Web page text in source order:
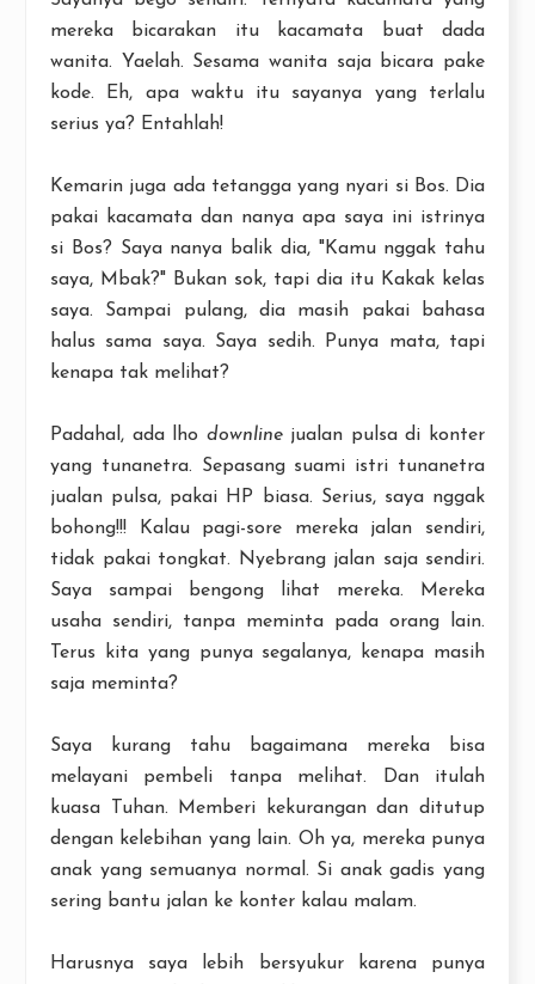
mereka bicarakan itu kacamata buat dada
wanita. Yaelah. Sesama wanita saja bicara pake
kode. Eh, apa waktu itu sayanya yang terlalu
serius ya? Entahlah!
Kemarin juga ada tetangga yang nyari si Bos. Dia
pakai kacamata dan nanya apa saya ini istrinya
si Bos? Saya nanya balik dia, "Kamu nggak tahu
saya, Mbak?" Bukan sok, tapi dia itu Kakak kelas
saya. Sampai pulang, dia masih pakai bahasa
halus sama saya. Saya sedih. Punya mata, tapi
kenapa tak melihat?
Padahal, ada lho downlinejualan pulsa di konter
yang tunanetra. Sepasang suami istri tunanetra
jualan pulsa, pakai HP biasa. Serius, saya nggak
bohong!!! Kalau pagi-sore mereka jalan sendiri,
tidak pakai tongkat. Nyebrang jalan saja sendiri.
Saya sampai bengong lihat mereka. Mereka
usaha sendiri, tanpa meminta pada orang lain.
Terus kita yang punya segalanya, kenapa masih
saja meminta?
Saya kurang tahu bagaimana mereka bisa
melayani pembeli tanpa melihat. Dan itulah
kuasa Tuhan. Memberi kekurangan dan ditutup
dengan kelebihan yang lain. Oh ya, mereka punya
anak yang semuanya normal. Si anak gadis yang
sering bantu jalan ke konter kalau malam.
Harusnya saya lebih bersyukur karena punya